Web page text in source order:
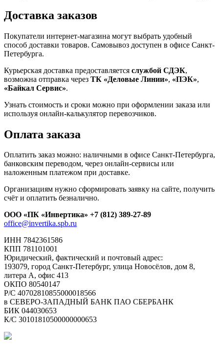
Доставка заказов
Покупатели интернет-магазина могут выбрать удобный
способ доставки товаров. Самовывоз доступен в офисе Санкт-
Петербурга.
Курьерская доставка предоставляется службой СДЭК,
возможна отправка через ТК «Деловые Линии», «ПЭК»,
«Байкал Сервис».
Узнать стоимость и сроки можно при оформлении заказа или
используя онлайн-калькулятор перевозчиков.
Оплата заказа
Оплатить заказ можно: наличными в офисе Санкт-Петербурга,
банковским переводом, через онлайн-сервисы или
наложенным платежом при доставке.
Организациям нужно сформировать заявку на сайте, получить
счёт и оплатить безналично.
ООО «ПК «Инвертика» +7 (812) 389-27-89
office@invertika.spb.ru
ИНН 7842361586
КПП 781101001
Юридический, фактический и почтовый адрес:
193079, город Санкт-Петербург, улица Новосёлов, дом 8,
литера А, офис 413
ОКПО 80540147
Р/С 40702810855000018566
в СЕВЕРО-ЗАПАДНЫЙ БАНК ПАО СБЕРБАНК
БИК 044030653
К/С 30101810500000000653